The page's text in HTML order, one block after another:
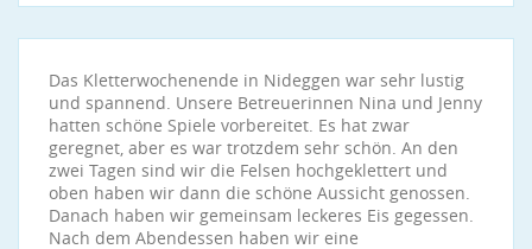
Das Kletterwochenende in Nideggen war sehr lustig
und spannend. Unsere Betreuerinnen Nina und Jenny
hatten schöne Spiele vorbereitet. Es hat zwar
geregnet, aber es war trotzdem sehr schön. An den
zwei Tagen sind wir die Felsen hochgeklettert und
oben haben wir dann die schöne Aussicht genossen.
Danach haben wir gemeinsam leckeres Eis gegessen.
Nach dem Abendessen haben wir eine